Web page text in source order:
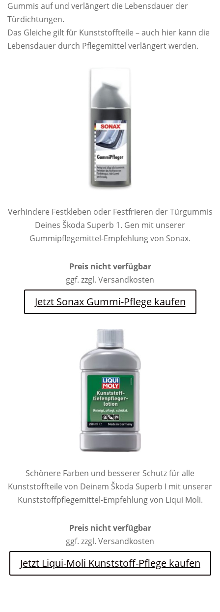
Gummis auf und verlängert die Lebensdauer der
Türdichtungen.
Das Gleiche gilt für Kunststoffteile – auch hier kann die
Lebensdauer durch Pflegemittel verlängert werden.
Verhindere Festkleben oder Festfrieren der Türgummis
Deines Škoda Superb 1. Gen mit unserer
Gummipflegemittel-Empfehlung von Sonax.
Preis nicht verfügbar
ggf. zzgl. Versandkosten
Jetzt Sonax Gummi-Pflege kaufen
Schönere Farben und besserer Schutz für alle
Kunststoffteile von Deinem Škoda Superb I mit unserer
Kunststoffpflegemittel-Empfehlung von Liqui Moli.
Preis nicht verfügbar
ggf. zzgl. Versandkosten
Jetzt Liqui-Moli Kunststoff-Pflege kaufen